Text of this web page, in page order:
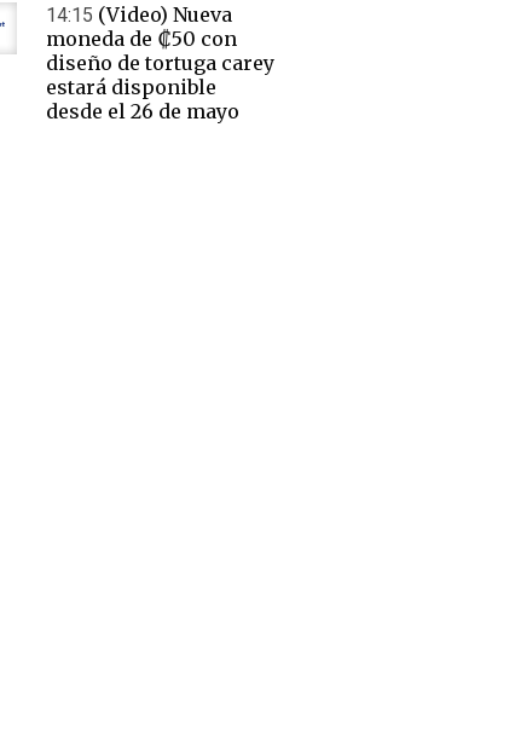
14:15 (Video) Nueva
moneda de ₡50 con
diseño de tortuga carey
estará disponible
desde el 26 de mayo